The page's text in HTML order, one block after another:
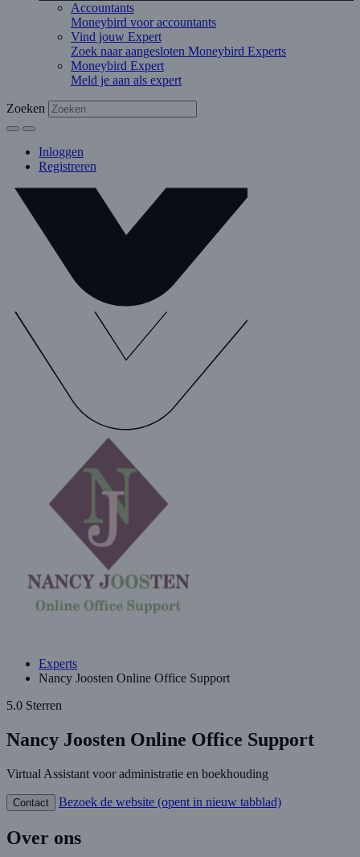
Accountants
Moneybird voor accountants
Vind jouw Expert
Zoek naar aangesloten Moneybird Experts
Moneybird Expert
Meld je aan als expert
Zoeken
Inloggen
Registreren
Experts
Nancy Joosten Online Office Support
5.0 Sterren
Nancy Joosten Online Office Support
Virtual Assistant voor administratie en boekhouding
Contact Bezoek de website (opent in nieuw tabblad)
Over ons